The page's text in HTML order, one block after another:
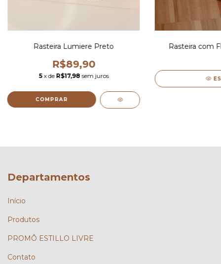
Rasteira Lumiere Preto
R$89,90
5 x de R$17,98 sem juros
COMPRAR
Rasteira com
Departamentos
Início
Produtos
PROMÔ ESTILLO LIVRE
Contato